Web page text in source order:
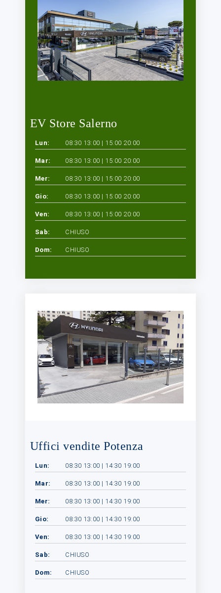
EV Store Salerno
Lun: 08:30 13:00 | 15:00 20:00
Mar: 08:30 13:00 | 15:00 20:00
Mer: 08:30 13:00 | 15:00 20:00
Gio: 08:30 13:00 | 15:00 20:00
Ven: 08:30 13:00 | 15:00 20:00
Sab: CHIUSO
Dom: CHIUSO
Uffici vendite Potenza
Lun: 08:30 13:00 | 14:30 19:00
Mar: 08:30 13:00 | 14:30 19:00
Mer: 08:30 13:00 | 14:30 19:00
Gio: 08:30 13:00 | 14:30 19:00
Ven: 08:30 13:00 | 14:30 19:00
Sab: CHIUSO
Dom: CHIUSO